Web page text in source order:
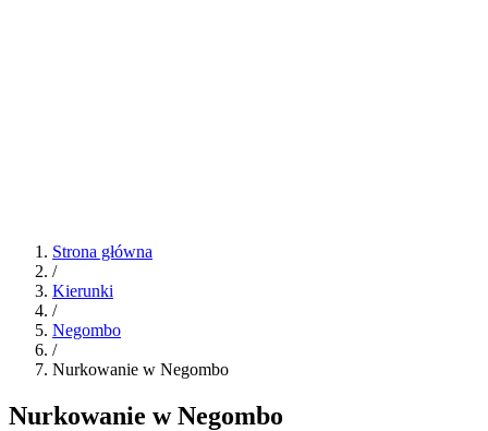
Strona główna
/
Kierunki
/
Negombo
/
Nurkowanie w Negombo
Nurkowanie w Negombo